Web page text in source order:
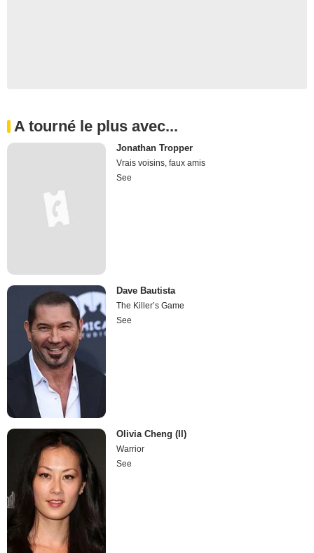
A tourné le plus avec...
Jonathan Tropper
Vrais voisins, faux amis
See
Dave Bautista
The Killer’s Game
See
Olivia Cheng (II)
Warrior
See